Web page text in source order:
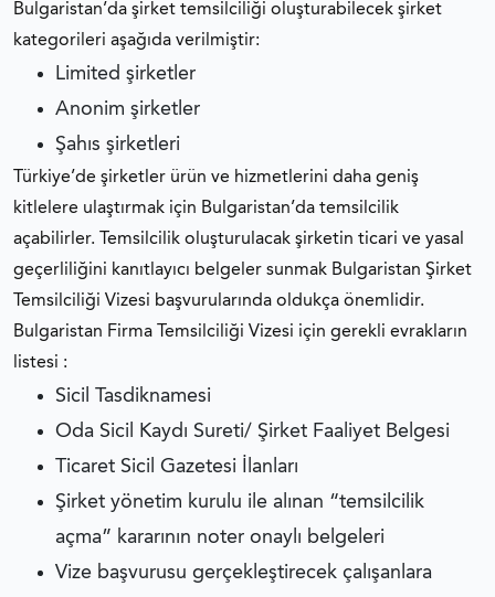
Bulgaristan’da şirket temsilciliği oluşturabilecek şirket
kategorileri aşağıda verilmiştir:
Limited şirketler
Anonim şirketler
Şahıs şirketleri
Türkiye’de şirketler ürün ve hizmetlerini daha geniş
kitlelere ulaştırmak için Bulgaristan’da temsilcilik
açabilirler. Temsilcilik oluşturulacak şirketin ticari ve yasal
geçerliliğini kanıtlayıcı belgeler sunmak Bulgaristan Şirket
Temsilciliği Vizesi başvurularında oldukça önemlidir.
Bulgaristan Firma Temsilciliği Vizesi için gerekli evrakların
listesi :
Sicil Tasdiknamesi
Oda Sicil Kaydı Sureti/ Şirket Faaliyet Belgesi
Ticaret Sicil Gazetesi İlanları
Şirket yönetim kurulu ile alınan “temsilcilik
açma” kararının noter onaylı belgeleri
Vize başvurusu gerçekleştirecek çalışanlara